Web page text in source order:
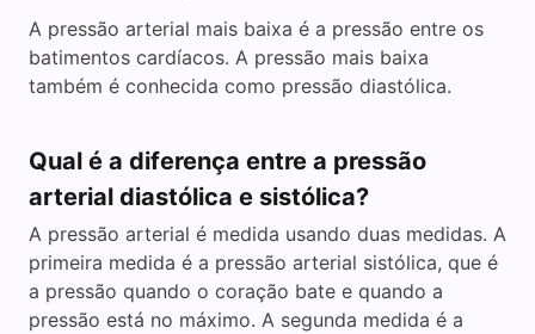
A pressão arterial mais baixa é a pressão entre os
batimentos cardíacos. A pressão mais baixa
também é conhecida como pressão diastólica.
Qual é a diferença entre a pressão
arterial diastólica e sistólica?
A pressão arterial é medida usando duas medidas. A
primeira medida é a pressão arterial sistólica, que é
a pressão quando o coração bate e quando a
pressão está no máximo. A segunda medida é a